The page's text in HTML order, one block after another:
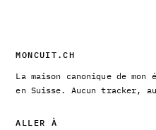
MONCUIT.CH
La maison canonique de
en Suisse. Aucun tracker,
ALLER À